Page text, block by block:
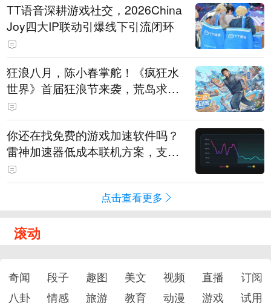
TT语音深耕游戏社交，2026China
Joy四大IP联动引爆线下引流闭环
狂浪八月，陈小春掌舵！《疯狂水
世界》首届狂浪节来袭，荒岛求生
直播即将开启
你还在找免费的游戏加速软件吗？
雷神加速器低成本联机方案，支持
免费试用
点击查看更多
滚动
奇闻 段子 趣图 美文 视频 直播
订阅
八卦
情感 旅游 教育 动漫 游戏 试用